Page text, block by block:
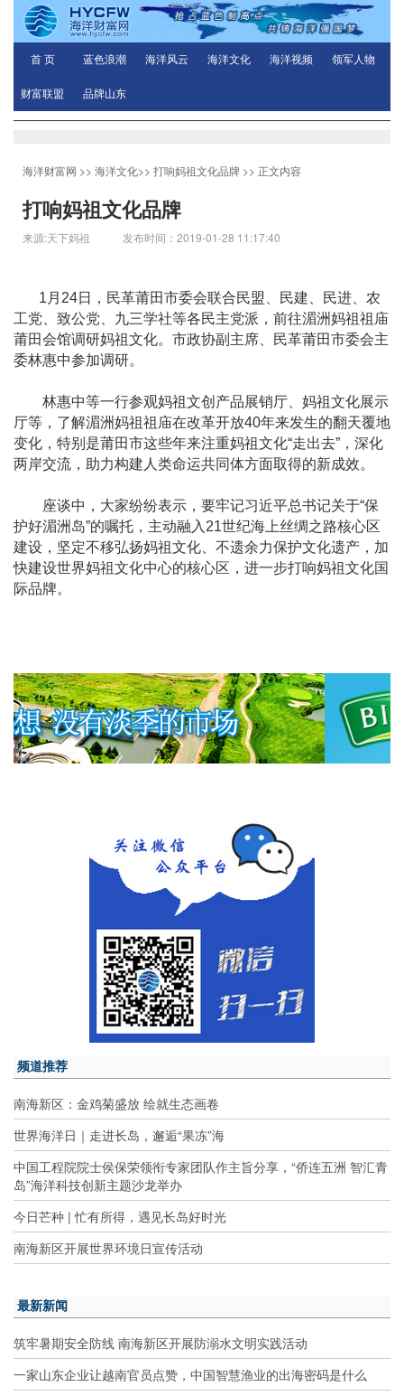
首 页 蓝色浪潮 海洋风云 海洋文化 海洋视频 领军人物
财富联盟 品牌山东
海洋财富网 >> 海洋文化>> 打响妈祖文化品牌 >> 正文内容
打响妈祖文化品牌
来源:天下妈祖 发布时间：2019-01-28 11:17:40
1月24日，民革莆田市委会联合民盟、民建、民进、农
工党、致公党、九三学社等各民主党派，前往湄洲妈祖祖庙
莆田会馆调研妈祖文化。市政协副主席、民革莆田市委会主
委林惠中参加调研。
林惠中等一行参观妈祖文创产品展销厅、妈祖文化展示
厅等，了解湄洲妈祖祖庙在改革开放40年来发生的翻天覆地
变化，特别是莆田市这些年来注重妈祖文化“走出去”，深化
两岸交流，助力构建人类命运共同体方面取得的新成效。
座谈中，大家纷纷表示，要牢记习近平总书记关于“保
护好湄洲岛”的嘱托，主动融入21世纪海上丝绸之路核心区
建设，坚定不移弘扬妈祖文化、不遗余力保护文化遗产，加
快建设世界妈祖文化中心的核心区，进一步打响妈祖文化国
际品牌。
频道推荐
南海新区：金鸡菊盛放 绘就生态画卷
世界海洋日｜走进长岛，邂逅“果冻”海
中国工程院院士侯保荣领衔专家团队作主旨分享，“侨连五洲 智汇青
岛”海洋科技创新主题沙龙举办
今日芒种 | 忙有所得，遇见长岛好时光
南海新区开展世界环境日宣传活动
最新新闻
筑牢暑期安全防线 南海新区开展防溺水文明实践活动
一家山东企业让越南官员点赞，中国智慧渔业的出海密码是什么